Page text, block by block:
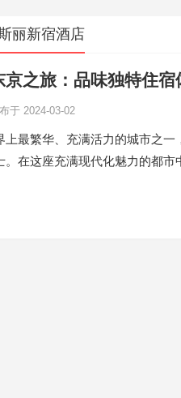
丽新宿酒店
京之旅：品味独特住
于 2024-03-02
上最繁华、充满活力的城市之一
。在这座充满现代化魅力的都